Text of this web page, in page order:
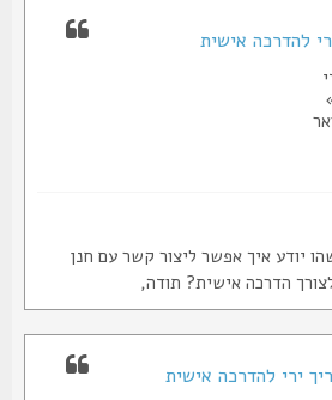
אישית
איך אפשר ליצור קשר עם חנן
הדרכה אישית? תודה,